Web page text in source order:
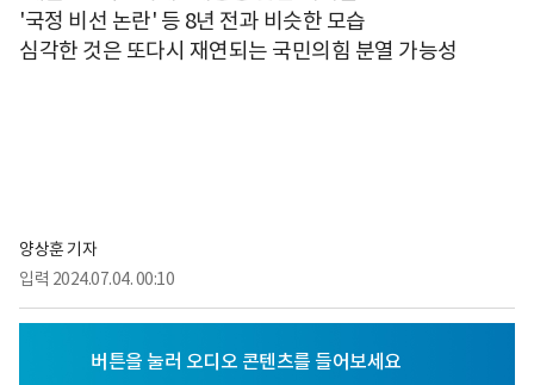
'국정 비선 논란' 등 8년 전과 비슷한 모습
심각한 것은 또다시 재연되는 국민의힘 분열 가능성
양상훈 기자
입력 2024.07.04. 00:10